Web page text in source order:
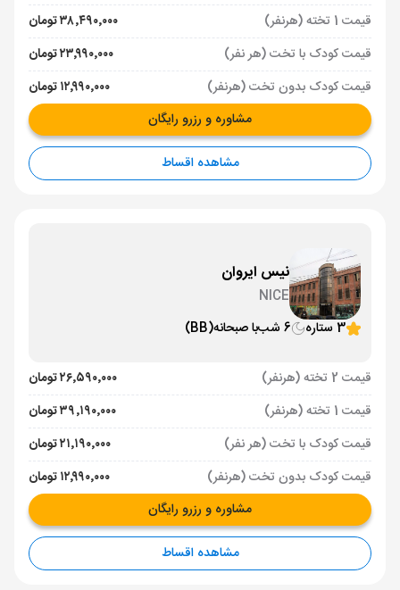
قیمت 1 تخته (هرنفر)
۳۸٬۴۹۰٬۰۰۰ تومان
قیمت کودک با تخت (هر نفر)
۲۳٬۹۹۰٬۰۰۰ تومان
قیمت کودک بدون تخت (هرنفر)
۱۲٬۹۹۰٬۰۰۰ تومان
مشاوره و رزرو رایگان
مشاهده اقساط
نیس ایروان
NICE
3 ستاره
6 شب با صبحانه(BB)
قیمت 2 تخته (هرنفر)
۲۶٬۵۹۰٬۰۰۰ تومان
قیمت 1 تخته (هرنفر)
۳۹٬۱۹۰٬۰۰۰ تومان
قیمت کودک با تخت (هر نفر)
۲۱٬۱۹۰٬۰۰۰ تومان
قیمت کودک بدون تخت (هرنفر)
۱۲٬۹۹۰٬۰۰۰ تومان
مشاوره و رزرو رایگان
مشاهده اقساط